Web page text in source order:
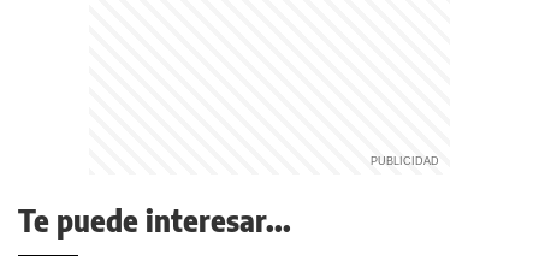
Te puede interesar...